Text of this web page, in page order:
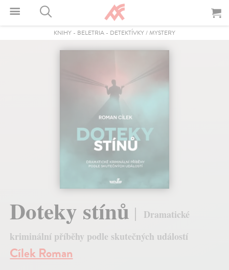
KNIHY - BELETRIA - DETEKTÍVKY / MYSTERY
Doteky stínů
Dramatické
kriminální příběhy podle skutečných událostí
Cílek Roman